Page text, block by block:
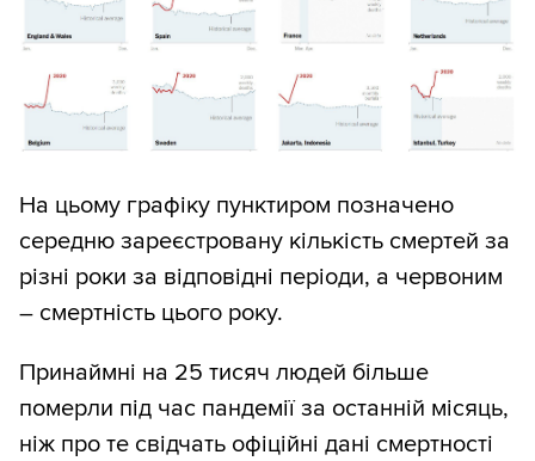
На цьому графіку пунктиром позначено
середню зареєстровану кількість смертей за
різні роки за відповідні періоди, а червоним
– смертність цього року.
Принаймні на 25 тисяч людей більше
померли під час пандемії за останній місяць,
ніж про те свідчать офіційні дані смертності